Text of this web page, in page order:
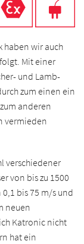
haben wir auch
Mit einer
und Lamb-
zum einen ein
anderen
vermieden
verschiedener
von bis zu 1500
bis 75 m/s und
neuen
Katronic nicht
hat ein